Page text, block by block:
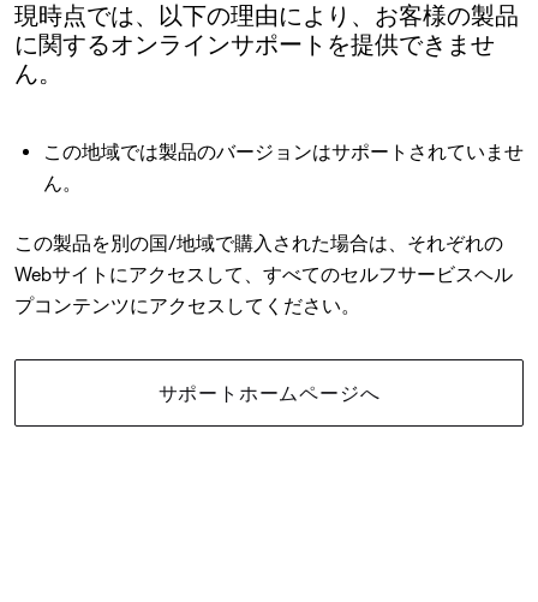
現時点では、以下の理由により、お客様の製品
に関するオンラインサポートを提供できませ
ん。
この地域では製品のバージョンはサポートされていませ
ん。
この製品を別の国/地域で購入された場合は、それぞれの
Webサイトにアクセスして、すべてのセルフサービスヘル
プコンテンツにアクセスしてください。
サポートホームページへ